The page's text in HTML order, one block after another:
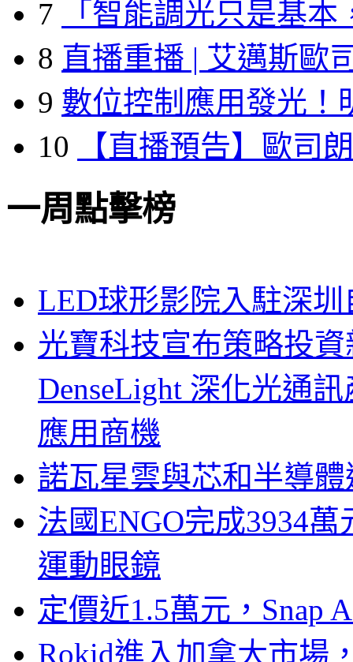
7
「智能調光只是基本
8 直播重播 | 艾邁斯歐
9 數位控制應用發光！
10
【直播預告】歐司
一周點擊榜
LED球形影院入駐深
光寶科技宣布策略投
DenseLight 深化光通
應用商機
諾瓦星雲與芯和半導
法國ENGO完成3934
運動眼鏡
定價近1.5萬元，Snap
Rokid進入加拿大市場